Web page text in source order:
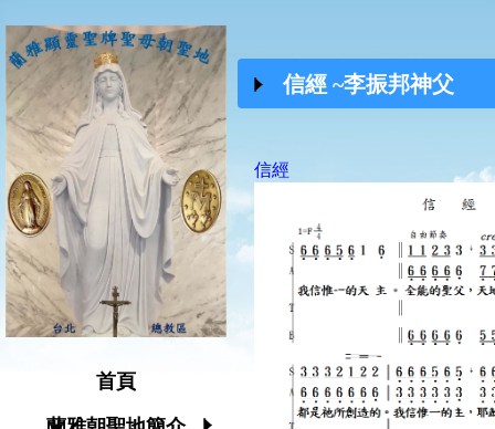
首頁
信經 ~李振邦神父
信經